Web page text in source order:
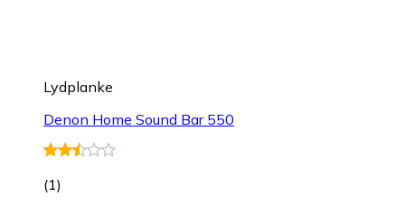
Lydplanke
Denon Home Sound Bar 550
(1)